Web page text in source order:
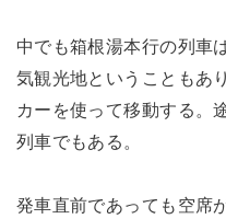
中でも箱根湯本行の列車
気観光地ということもあ
カーを使って移動する。
列車でもある。
発車直前であっても空席